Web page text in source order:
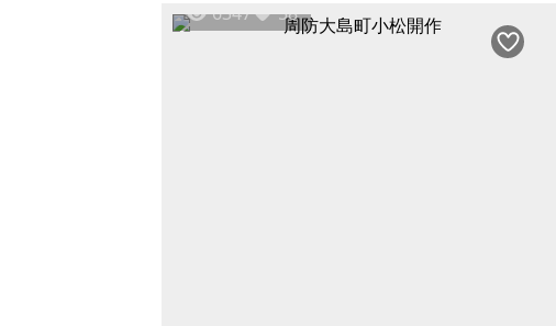
6347 58